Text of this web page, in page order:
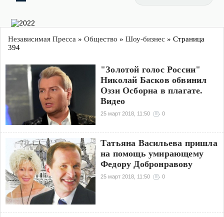
Независимая Пресса » Общество » Шоу-бизнес » Страница
394
"Золотой голос России"
Николай Басков обвинил
Оззи Осборна в плагате.
Видео
25 март 2018, 11:50 0
Татьяна Васильева пришла
на помощь умирающему
Федору Добронравову
25 март 2018, 11:50 0